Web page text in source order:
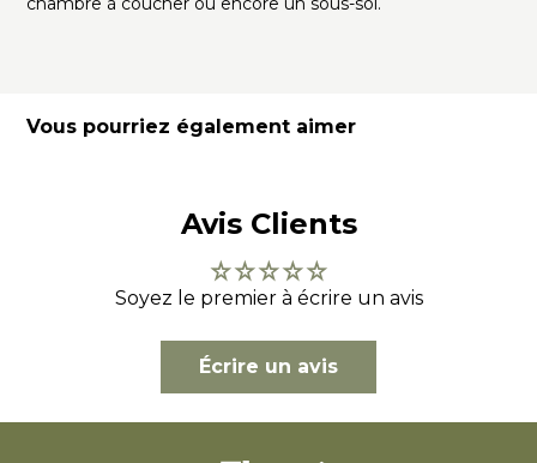
Vous pourriez également aimer
Avis Clients
Soyez le premier à écrire un avis
Écrire un avis